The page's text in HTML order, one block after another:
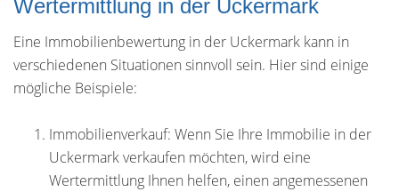
Wertermittlung in der Uckermark
Eine Immobilienbewertung in der Uckermark kann in
verschiedenen Situationen sinnvoll sein. Hier sind einige
mögliche Beispiele:
Immobilienverkauf: Wenn Sie Ihre Immobilie in der
Uckermark verkaufen möchten, wird eine
Wertermittlung Ihnen helfen, einen angemessenen